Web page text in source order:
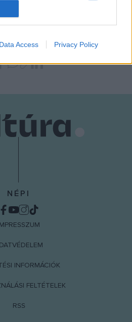
to enable storage
of the website or app.
to enable storage
Data Access Privacy Policy
OPERA OPERAÉNEKES
NÉPI
INFORMÁCIÓK
FELTÉTELEK
RSS